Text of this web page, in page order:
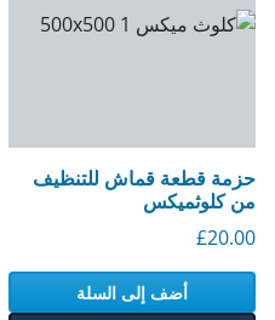
حزمة قطعة قماش للتنظيف
من كلوثميكس
£20.00
أضف إلى السلة